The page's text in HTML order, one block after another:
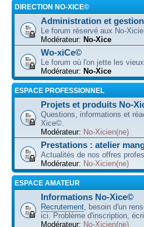
DIRECTION NO-XICE©
Administration et gestion
Le forum réservé aux No-
Modérateur: No-Xice
Wo-xiCe©
Le forum où l'on jette les
Modérateur: No-Xice
ESPACE PROFESSIONNEL
Projets et produits No-
Questions, informations et
Xice©.
Modérateur: No-Xicien(ne)
Prestations : atelier
Actualités de nos offres
Modérateur: No-Xicien(ne)
ESPACE AMATEUR
Informations No-Xice©
Recrutement, besoin d'un
ici. Problème d'inscription,
Modérateur: No-Xicien(ne)